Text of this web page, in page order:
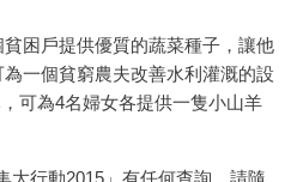
困戶提供優質的蔬菜種子，讓他
一個貧窮農夫改善水利灌溉的設
可為4名婦女各提供一隻小山羊
大行動2015」有任何查詢，請隨